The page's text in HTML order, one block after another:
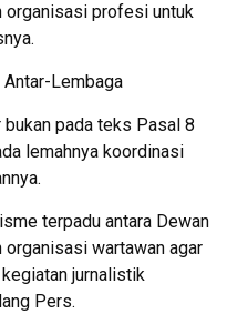
organisasi profesi untuk
Antar-Lembaga
pada teks Pasal 8
lemahnya koordinasi
terpadu antara Dewan
organisasi wartawan agar
jurnalistik
Pers.